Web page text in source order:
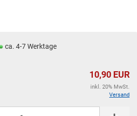
ca. 4-7 Werktage
10,90 EUR
inkl. 20% MwSt.
Versand